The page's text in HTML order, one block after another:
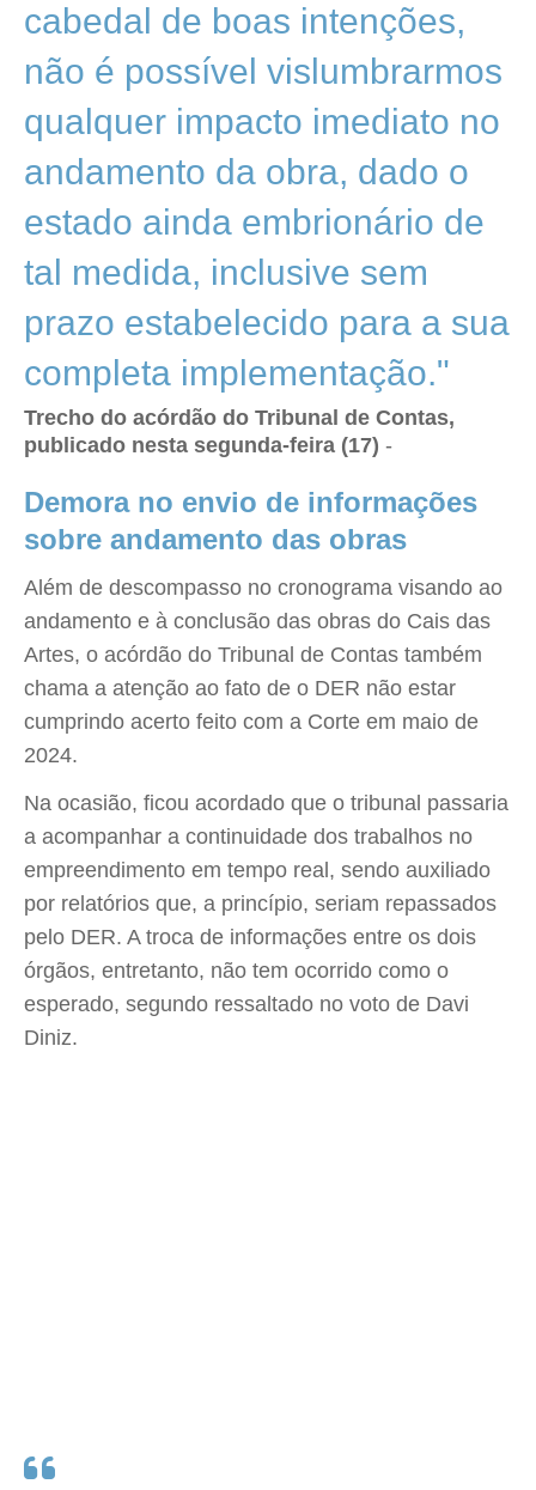
cabedal de boas intenções,
não é possível vislumbrarmos
qualquer impacto imediato no
andamento da obra, dado o
estado ainda embrionário de
tal medida, inclusive sem
prazo estabelecido para a sua
completa implementação."
Trecho do acórdão do Tribunal de Contas,
publicado nesta segunda-feira (17) -
Demora no envio de informações
sobre andamento das obras
Além de descompasso no cronograma visando ao
andamento e à conclusão das obras do Cais das
Artes, o acórdão do Tribunal de Contas também
chama a atenção ao fato de o DER não estar
cumprindo acerto feito com a Corte em maio de
2024.
Na ocasião, ficou acordado que o tribunal passaria
a acompanhar a continuidade dos trabalhos no
empreendimento em tempo real, sendo auxiliado
por relatórios que, a princípio, seriam repassados
pelo DER. A troca de informações entre os dois
órgãos, entretanto, não tem ocorrido como o
esperado, segundo ressaltado no voto de Davi
Diniz.